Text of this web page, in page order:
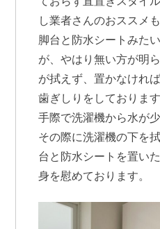
し業者さんのおススメ
脚台と防水シートみた
が、やはり無い方が明
が拭えず、置かなけれ
歯ぎしりをしておりま
手際で洗濯機から水が
その際に洗濯機の下を
台と防水シートを置い
身を慰めております。